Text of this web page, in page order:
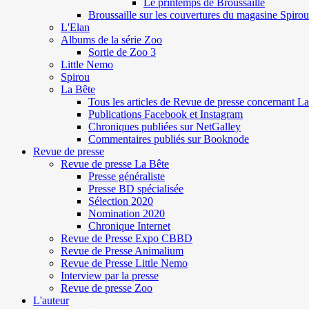
Broussaille sur les couvertures du magasine Spirou
L'Elan
Albums de la série Zoo
Sortie de Zoo 3
Little Nemo
Spirou
La Bête
Tous les articles de Revue de presse concernant
Publications Facebook et Instagram
Chroniques publiées sur NetGalley
Commentaires publiés sur Booknode
Revue de presse
Revue de presse La Bête
Presse généraliste
Presse BD spécialisée
Sélection 2020
Nomination 2020
Chronique Internet
Revue de Presse Expo CBBD
Revue de Presse Animalium
Revue de Presse Little Nemo
Interview par la presse
Revue de presse Zoo
L'auteur